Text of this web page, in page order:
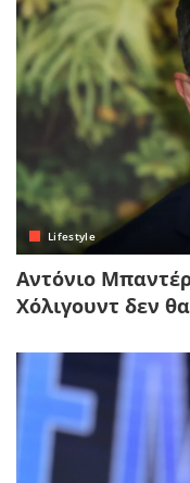
Lifestyle
Αντόνιο
Χόλιγουντ δεν